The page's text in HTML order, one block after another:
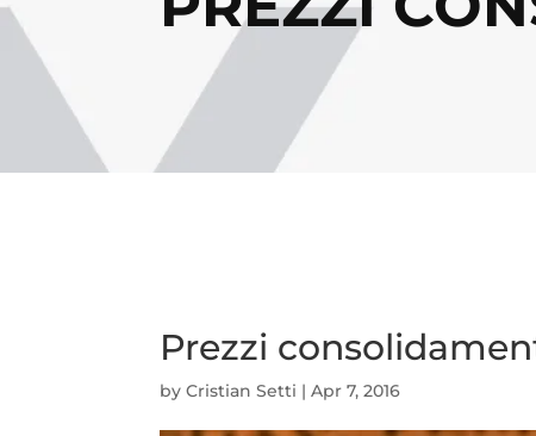
Prezzi
byCristian Setti |Apr 7, 2016